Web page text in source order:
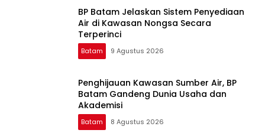
BP Batam Jelaskan Sistem Penyediaan
Air di Kawasan Nongsa Secara
Terperinci
Batam 9 Agustus 2026
Penghijauan Kawasan Sumber Air, BP
Batam Gandeng Dunia Usaha dan
Akademisi
Batam 8 Agustus 2026